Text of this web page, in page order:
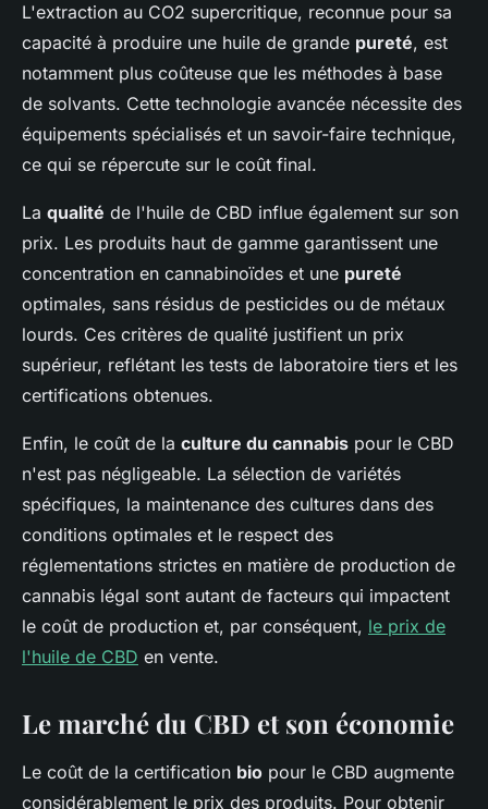
L'extraction au CO2 supercritique, reconnue pour sa
capacité à produire une huile de grande pureté, est
notamment plus coûteuse que les méthodes à base
de solvants. Cette technologie avancée nécessite des
équipements spécialisés et un savoir-faire technique,
ce qui se répercute sur le coût final.
La qualité de l'huile de CBD influe également sur son
prix. Les produits haut de gamme garantissent une
concentration en cannabinoïdes et une pureté
optimales, sans résidus de pesticides ou de métaux
lourds. Ces critères de qualité justifient un prix
supérieur, reflétant les tests de laboratoire tiers et les
certifications obtenues.
Enfin, le coût de la culture du cannabis pour le CBD
n'est pas négligeable. La sélection de variétés
spécifiques, la maintenance des cultures dans des
conditions optimales et le respect des
réglementations strictes en matière de production de
cannabis légal sont autant de facteurs qui impactent
le coût de production et, par conséquent, le prix de
l'huile de CBD en vente.
Le marché du CBD et son économie
Le coût de la certification bio pour le CBD augmente
considérablement le prix des produits. Pour obtenir